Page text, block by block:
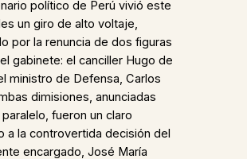
político de Perú vivió este
un giro de alto voltaje,
por la renuncia de dos figuras
gabinete: el canciller Hugo de
ministro de Defensa, Carlos
dimisiones, anunciadas
fueron un claro
a la controvertida decisión del
encargado, José María